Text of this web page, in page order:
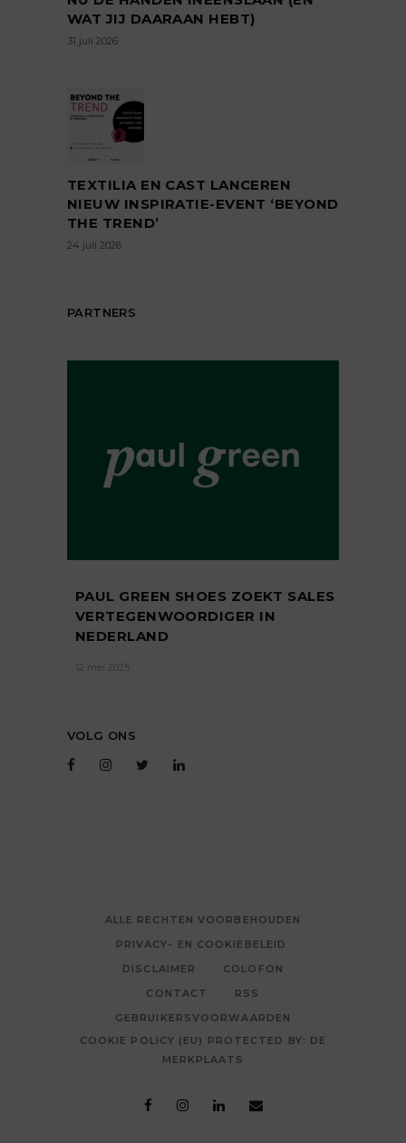
WAT JIJ DAARAAN HEBT)
31 juli 2026
TEXTILIA EN CAST LANCEREN
NIEUW INSPIRATIE-EVENT ‘BEYOND
THE TREND’
24 juli 2026
PARTNERS
PAUL GREEN SHOES ZOEKT SALES
VERTEGENWOORDIGER IN
NEDERLAND
12 mei 2025
VOLG ONS
ALLE RECHTEN VOORBEHOUDEN
PRIVACY- EN COOKIEBELEID
DISCLAIMER
COLOFON
CONTACT
RSS
GEBRUIKERSVOORWAARDEN
COOKIE POLICY (EU) PROTECTED BY: DE
MERKPLAATS